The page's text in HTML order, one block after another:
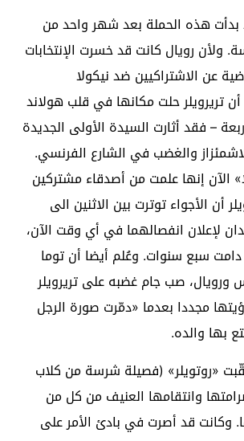
بدأت هذه الحملة بعد شهر واحد من
ولأن رويال كانت قد خسرت الإنتخابات
عن الاشتراكيين ضد نيكولا
تريرويلر حلت مكانها في قلب هولاند
– فقد أثارت السيدة الأولى الجديدة
والغضب في الشارع الفرنسي.
الآن إنها علمت من أصدقاء مشتركين
أن الأجواء توترت بين الاثنين الى
لإعلان انفصالهما في أي وقت الآن،
دامت سبع سنوات. وعُلم أيضا أن توما
ورويال، صب جام غضبه على تريرويلر
مجددا بعدما «دمّرت صورة الرجل
بها والده.
«روتويلر» (فصيلة شرسة من كلاب
وانتقامها العنيف من كل من
وكانت قد أصرت في بادئ الأمر على